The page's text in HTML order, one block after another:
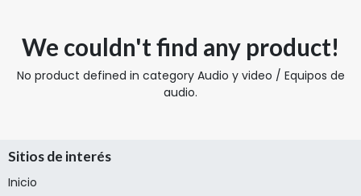
We couldn't find any product!
No product defined in category Audio y video / Equipos de
audio.
Sitios de interés
Inicio